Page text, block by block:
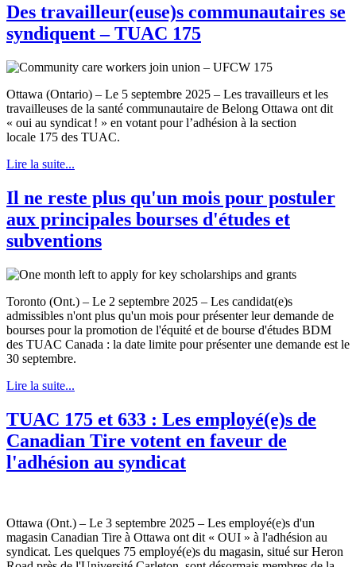
Des travailleur(euse)s communautaires se
syndiquent – TUAC 175
Ottawa (Ontario) – Le 5 septembre 2025 – Les travailleurs et les
travailleuses de la santé communautaire de Belong Ottawa ont dit
« oui au syndicat ! » en votant pour l’adhésion à la section
locale 175 des TUAC.
Lire la suite...
Il ne reste plus qu'un mois pour postuler
aux principales bourses d'études et
subventions
Toronto (Ont.) – Le 2 septembre 2025 – Les candidat(e)s
admissibles n'ont plus qu'un mois pour présenter leur demande de
bourses pour la promotion de l'équité et de bourse d'études BDM
des TUAC Canada : la date limite pour présenter une demande est le
30 septembre.
Lire la suite...
TUAC 175 et 633 : Les employé(e)s de
Canadian Tire votent en faveur de
l'adhésion au syndicat
Ottawa (Ont.) – Le 3 septembre 2025 – Les employé(e)s d'un
magasin Canadian Tire à Ottawa ont dit « OUI » à l'adhésion au
syndicat. Les quelques 75 employé(e)s du magasin, situé sur Heron